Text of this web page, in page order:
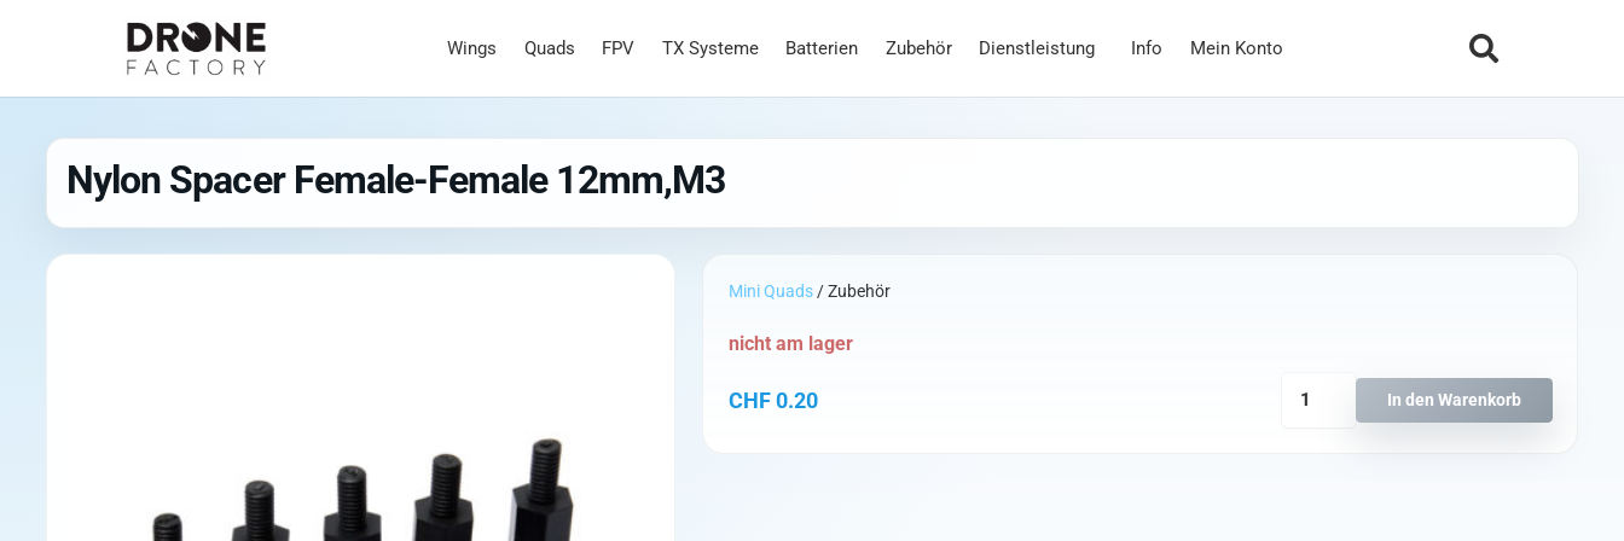
Wings Quads FPV TX Systeme Batterien Zubehör Dienstleistung Info Mein Konto
Nylon Spacer Female-Female 12mm,M3
Mini Quads/ Zubehör
CHF0.20
nicht am lager
In den Warenkorb